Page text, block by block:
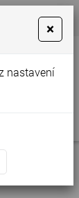
45
×
nastavení